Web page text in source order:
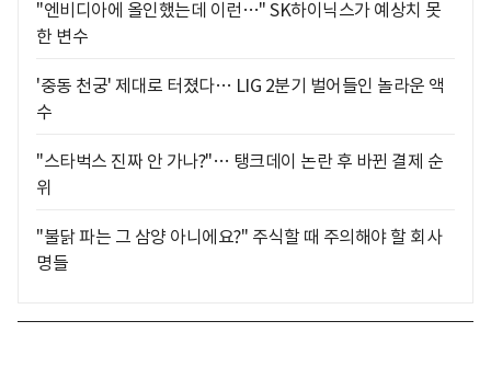
"엔비디아에 올인했는데 이런…" SK하이닉스가 예상치 못
한 변수
'중동 천궁' 제대로 터졌다… LIG 2분기 벌어들인 놀라운 액
수
"스타벅스 진짜 안 가나?"… 탱크데이 논란 후 바뀐 결제 순
위
"불닭 파는 그 삼양 아니에요?" 주식할 때 주의해야 할 회사
명들